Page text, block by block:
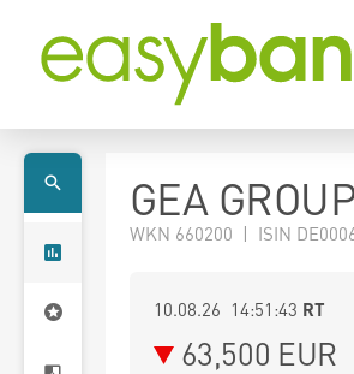
GEA
WKN 660200 | ISIN
10.08.26 14:51:43 RT
63,500 EUR